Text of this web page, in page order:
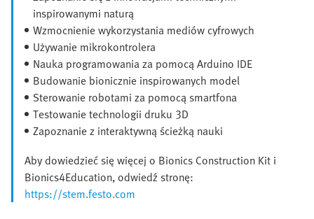
inspirowanymi naturą
Wzmocnienie wykorzystania mediów cyfrowych
Używanie mikrokontrolera
Nauka programowania za pomocą Arduino IDE
Budowanie bionicznie inspirowanych model
Sterowanie robotami za pomocą smartfona
Testowanie technologii druku 3D
Zapoznanie z interaktywną ścieżką nauki
Aby dowiedzieć się więcej o Bionics Construction Kit i
Bionics4Education, odwiedź stronę:
https://stem.festo.com